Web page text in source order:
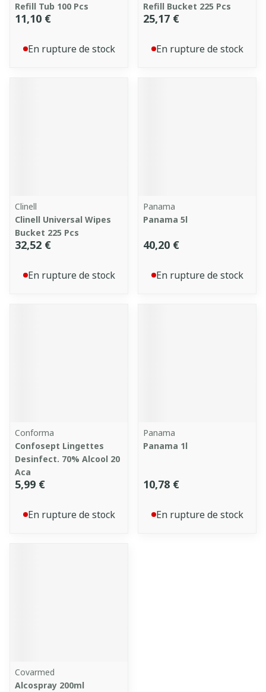
Refill Tub 100 Pcs
11,10 €
En rupture de stock
Refill Bucket 225 Pcs
25,17 €
En rupture de stock
Clinell
Clinell Universal Wipes
Bucket 225 Pcs
32,52 €
En rupture de stock
Panama
Panama 5l
40,20 €
En rupture de stock
Conforma
Confosept Lingettes
Desinfect. 70% Alcool 20
Aca
5,99 €
En rupture de stock
Panama
Panama 1l
10,78 €
En rupture de stock
Covarmed
Alcospray 200ml